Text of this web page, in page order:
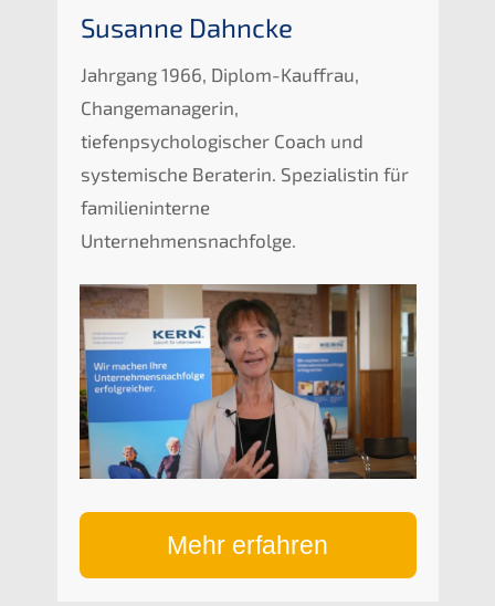
Susanne Dahncke
Jahrgang 1966, Diplom-Kauffrau,
Changemanagerin,
tiefenpsychologischer Coach und
systemische Beraterin. Spezialistin für
familieninterne
Unternehmensnachfolge.
Mehr erfahren